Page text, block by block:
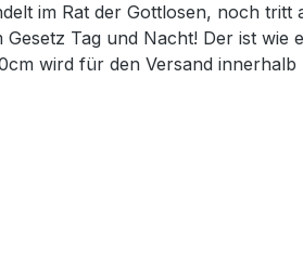
im Rat der Gottlosen, noch
Tag und Nacht! Der ist wie
wird für den Versand